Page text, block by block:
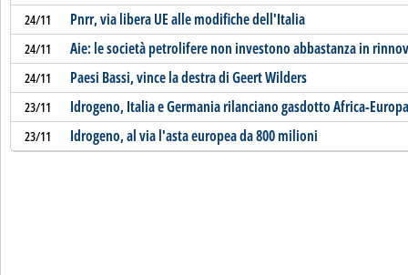
24/11 Pnrr, via libera UE alle modifiche dell'Italia
24/11 Aie: le società petrolifere non investono abbastanza in
24/11 Paesi Bassi, vince la destra di Geert Wilders
23/11 Idrogeno, Italia e Germania rilanciano gasdotto Africa-Europa
23/11 Idrogeno, al via l'asta europea da 800 milioni